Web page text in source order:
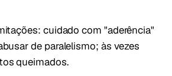
cuidado com "aderência"
de paralelismo; às vezes
queimados.